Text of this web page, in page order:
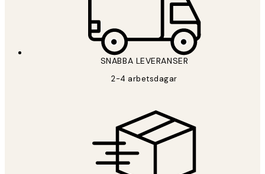
SNABBA LEVERANSER
2-4 arbetsdagar